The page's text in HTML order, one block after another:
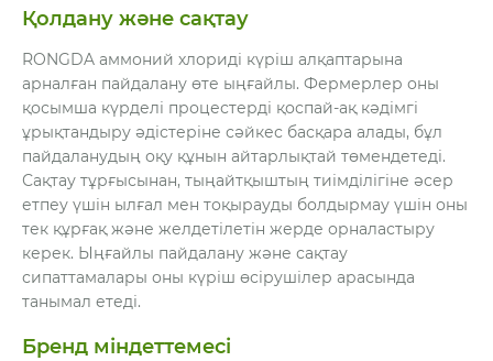
Қолдану және сақтау
RONGDA аммоний хлориді күріш алқаптарына
арналған пайдалану өте ыңғайлы. Фермерлер оны
қосымша күрделі процестерді қоспай-ақ кәдімгі
ұрықтандыру әдістеріне сәйкес басқара алады, бұл
пайдаланудың оқу құнын айтарлықтай төмендетеді.
Сақтау тұрғысынан, тыңайтқыштың тиімділігіне әсер
етпеу үшін ылғал мен тоқырауды болдырмау үшін оны
тек құрғақ және желдетілетін жерде орналастыру
керек. Ыңғайлы пайдалану және сақтау
сипаттамалары оны күріш өсірушілер арасында
танымал етеді.
Бренд міндеттемесі